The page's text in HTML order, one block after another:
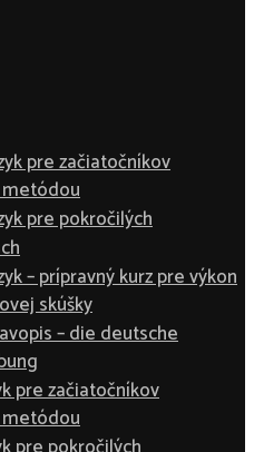
pre začiatočníkov
pre pokročilých
– prípravný kurz pre výkon
skúšky
– die deutsche
pre začiatočníkov